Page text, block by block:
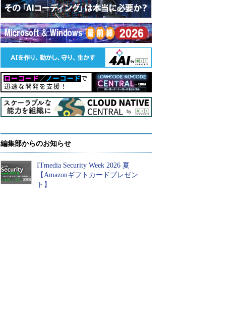
編集部からのお知らせ
ITmedia Security Week 2026 夏
【Amazonギフトカードプレゼン
ト】